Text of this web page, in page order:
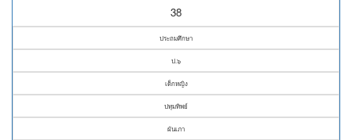
38
ประถมศึกษา
ป.๖
เด็กหญิง
ปทุมทิพย์
ผันเภา